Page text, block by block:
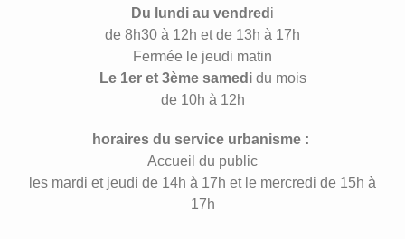
Du lundi au vendred i
de 8h30 à 12h et de 13h à 17h
Fermée le jeudi matin
Le 1er et 3ème samedidu mois
de 10h à 12h
horaires du service urbanisme :
Accueil du public
les mardi et jeudi de 14h à 17h et le mercredi de 15h à
17h